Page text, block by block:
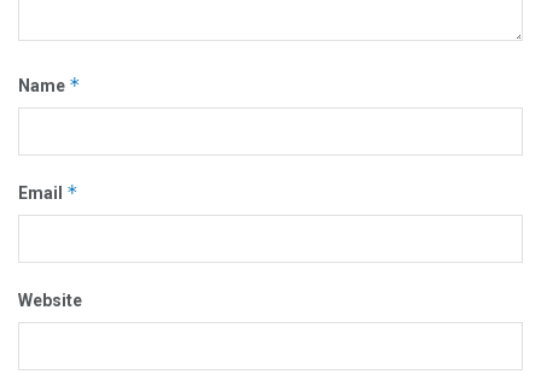
Name *
Email *
Website